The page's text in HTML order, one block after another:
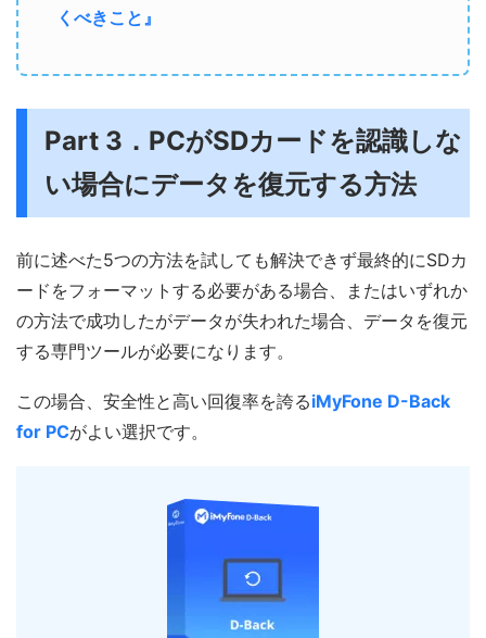
くべきこと』
Part 3．PCがSDカードを認識しな
い場合にデータを復元する方法
前に述べた5つの方法を試しても解決できず最終的にSDカ
ードをフォーマットする必要がある場合、またはいずれか
の方法で成功したがデータが失われた場合、データを復元
する専門ツールが必要になります。
この場合、安全性と高い回復率を誇るiMyFone D-Back
for PCがよい選択です。